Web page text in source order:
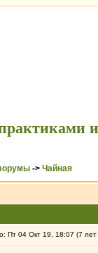
-> Чайная
Пт 04 Окт 19, 18:07 (7 лет